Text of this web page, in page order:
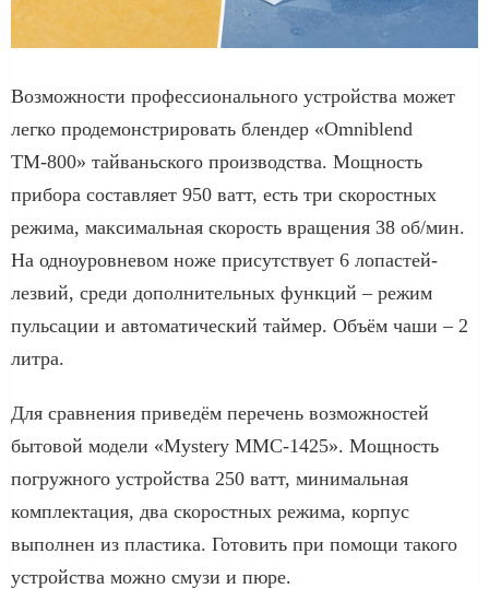
Возможности профессионального устройства может
легко продемонстрировать блендер «Omniblend
ТМ-800» тайваньского производства. Мощность
прибора составляет 950 ватт, есть три скоростных
режима, максимальная скорость вращения 38 об/мин.
На одноуровневом ноже присутствует 6 лопастей-
лезвий, среди дополнительных функций – режим
пульсации и автоматический таймер. Объём чаши – 2
литра.
Для сравнения приведём перечень возможностей
бытовой модели «Mystery MMC-1425». Мощность
погружного устройства 250 ватт, минимальная
комплектация, два скоростных режима, корпус
выполнен из пластика. Готовить при помощи такого
устройства можно смузи и пюре.